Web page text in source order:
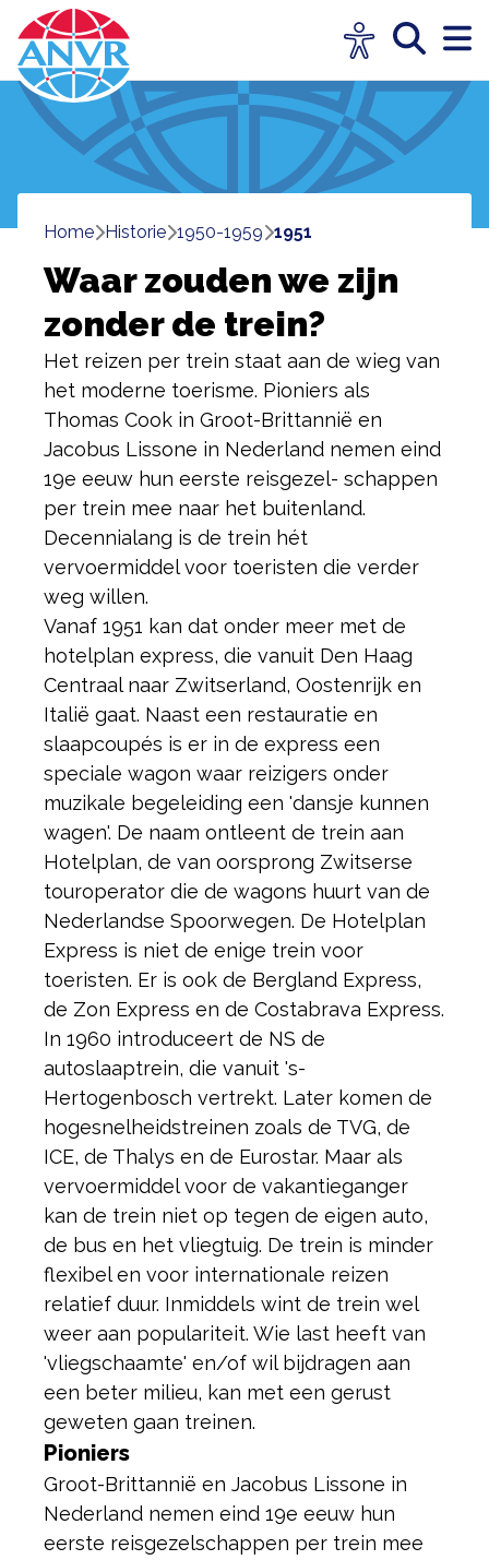
Home historie 1950-1959 1951
Waar zouden we zijn
zonder de trein?
Het reizen per trein staat aan de wieg van
het moderne toerisme. Pioniers als
Thomas Cook in Groot-Brittannië en
Jacobus Lissone in Nederland nemen eind
19e eeuw hun eerste reisgezel- schappen
per trein mee naar het buitenland.
Decennialang is de trein hét
vervoermiddel voor toeristen die verder
weg willen.
Vanaf 1951 kan dat onder meer met de
hotelplan express, die vanuit Den Haag
Centraal naar Zwitserland, Oostenrijk en
Italië gaat. Naast een restauratie en
slaapcoupés is er in de express een
speciale wagon waar reizigers onder
muzikale begeleiding een 'dansje kunnen
wagen'. De naam ontleent de trein aan
Hotelplan, de van oorsprong Zwitserse
touroperator die de wagons huurt van de
Nederlandse Spoorwegen. De Hotelplan
Express is niet de enige trein voor
toeristen. Er is ook de Bergland Express,
de Zon Express en de Costabrava Express.
In 1960 introduceert de NS de
autoslaaptrein, die vanuit 's-
Hertogenbosch vertrekt. Later komen de
hogesnelheidstreinen zoals de TVG, de
ICE, de Thalys en de Eurostar. Maar als
vervoermiddel voor de vakantieganger
kan de trein niet op tegen de eigen auto,
de bus en het vliegtuig. De trein is minder
flexibel en voor internationale reizen
relatief duur. Inmiddels wint de trein wel
weer aan populariteit. Wie last heeft van
'vliegschaamte' en/of wil bijdragen aan
een beter milieu, kan met een gerust
geweten gaan treinen.
Pioniers
Groot-Brittannië en Jacobus Lissone in
Nederland nemen eind 19e eeuw hun
eerste reisgezelschappen per trein mee